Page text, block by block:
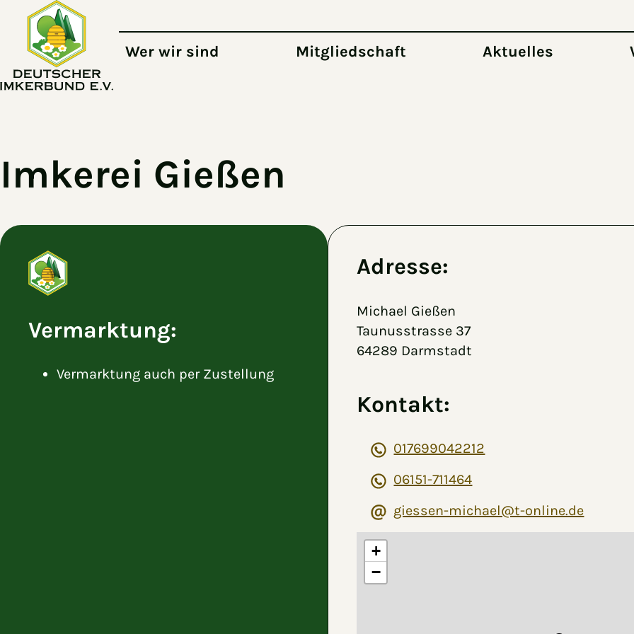
Zum Hauptinhalt springen
Wer wir sind Mitgliedschaft Aktuelles
Imkerei Gießen
Vermarktung:
Vermarktung auch per Zustellung
Adresse:
Michael Gießen
Taunusstrasse 37
64289 Darmstadt
Kontakt:
017699042212
06151-711464
giessen-michael@t-online.de
+
−